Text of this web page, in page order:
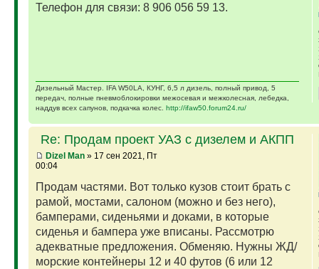
Телефон для связи: 8 906 056 59 13.
Дизельный Мастер. IFA W50LA, КУНГ, 6,5 л дизель, полный привод, 5
передач, полные пневмоблокировки межосевая и межколесная, лебедка,
наддув всех сапунов, подкачка колес. http://ifaw50.forum24.ru/
Re: Продам проект УАЗ с дизелем и АКПП
Dizel Man» 17 сен 2021, Пт
00:04
Продам частями. Вот только кузов стоит брать с
рамой, мостами, салоном (можно и без него),
бамперами, сиденьями и доками, в которые
сиденья и бампера уже вписаны. Рассмотрю
адекватные предложения. Обменяю. Нужны ЖД/
морские контейнеры 12 и 40 футов (6 или 12